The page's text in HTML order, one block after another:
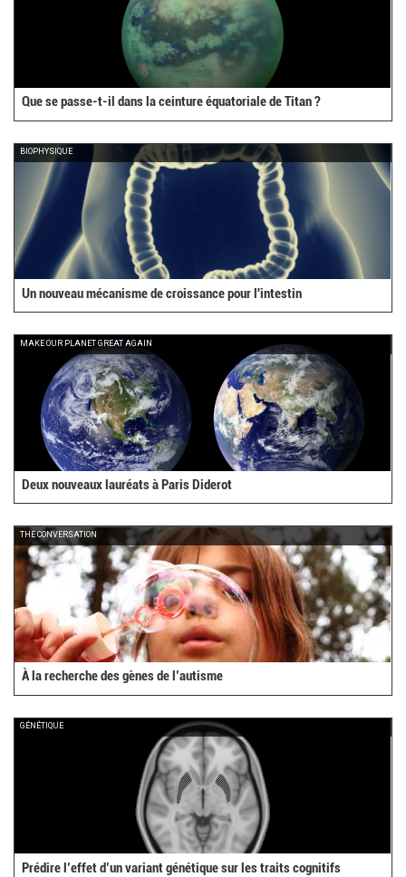
Que se passe-t-il dans la ceinture équatoriale de Titan ?
BIOPHYSIQUE
Un nouveau mécanisme de croissance pour l'intestin
MAKE OUR PLANET GREAT AGAIN
Deux nouveaux lauréats à Paris Diderot
THE CONVERSATION
À la recherche des gènes de l’autisme
GÉNÉTIQUE
Prédire l’effet d’un variant génétique sur les traits cognitifs